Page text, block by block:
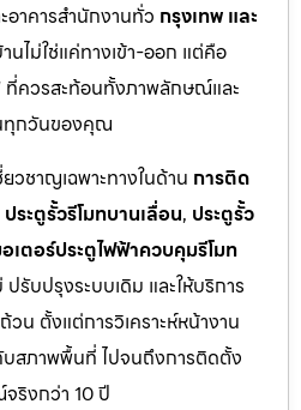
อาคารสำนักงานทั่ว กรุงเทพ และ
านไม่ใช่แค่ทางเข้า-ออก แต่คือ
ที่ควรสะท้อนทั้งภาพลักษณ์และ
ทุกวันของคุณ
วชาญเฉพาะทางในด้าน การติด
ประตูรั้วรีโมทบานเลื่อน, ประตูรั้ว
เตอร์ประตูไฟฟ้าควบคุมรีโมท
รับปรุงระบบเดิม และให้บริการ
น ตั้งแต่การวิเคราะห์หน้างาน
บสภาพพื้นที่ ไปจนถึงการติดตั้ง
ริงกว่า 10 ปี